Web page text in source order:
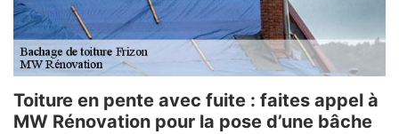
Toiture en pente avec fuite : faites appel à
MW Rénovation pour la pose d’une bâche